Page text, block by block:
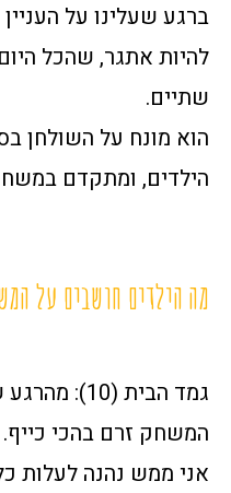
ברגע שעלינו על
להיות אתגר, שהכל
שתיים.
הוא מונח על השולחן
הילדים, ומתקדם
מה הילדים חושבים על
גמד הבית
המשחק זרם בהכי כייף.
אני ממש נהנה לעלות